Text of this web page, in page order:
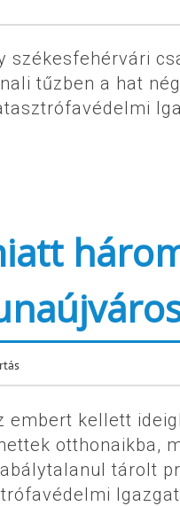
székesfehérvári
tűzben a hat
embert kellett
otthonaikba,
tárolt